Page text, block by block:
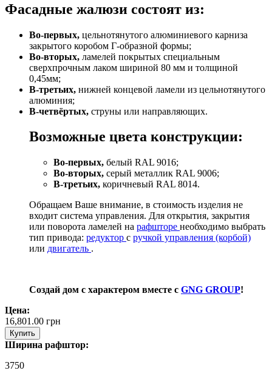
Фасадные жалюзи состоят из:
Во-первых, цельнотянутого алюминиевого карниза
закрытого коробом Г-образной формы;
Во-вторых, ламелей покрытых специальным
сверхпрочным лаком шириной 80 мм и толщиной
0,45мм;
В-третьих, нижней концевой ламели из цельнотянутого
алюминия;
В-четвёртых, струны или направляющих.
Возможные цвета конструкции:
Во-первых, белый RAL 9016;
Во-вторых, серый металлик RAL 9006;
В-третьих, коричневый RAL 8014.
Обращаем Ваше внимание, в стоимость изделия не
входит система управления. Для открытия, закрытия
или поворота ламелей на рафшторе необходимо выбрать
тип привода: редуктор с ручкой управления (корбой)
или двигатель .
Создай дом с характером вместе с GNG GROUP!
Цена:
16,801.00 грн
Купить
Ширина рафштор:
3750